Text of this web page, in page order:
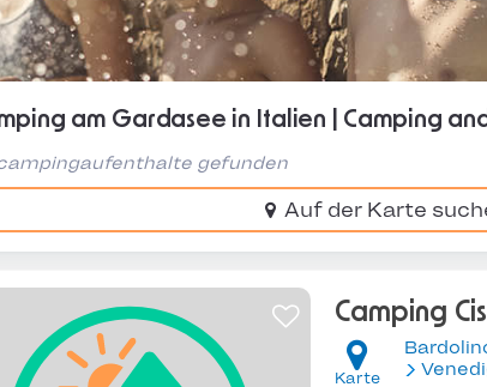
am Gardasee in Italien | Camping
gefunden
Auf der Karte
Camping
Karte